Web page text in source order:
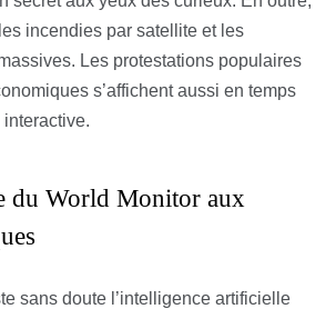
incendies par satellite et les
Les protestations populaires
s’affichent aussi en temps
interactive.
du World Monitor aux
sans doute l’intelligence artificielle